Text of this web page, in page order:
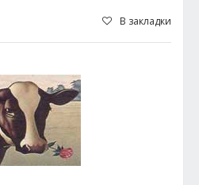
В закладки